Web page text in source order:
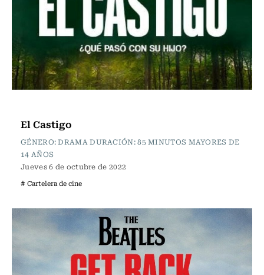
El Castigo
GÉNERO: DRAMA DURACIÓN: 85 MINUTOS MAYORES DE
14 AÑOS
Jueves 6 de octubre de 2022
# Cartelera de cine